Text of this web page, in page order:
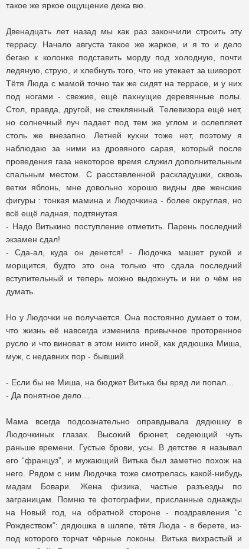
такое же яркое ощущение дежа вю.
Двенадцать лет назад мы как раз закончили строить эту
террасу. Начало августа такое же жаркое, и я то и дело
бегаю к колонке подставить морду под холодную, почти
ледяную, струю, и хлебнуть того, что не утекает за шиворот.
Тётя Люда с мамой точно так же сидят на террасе, и у них
под ногами - свежие, ещё пахнущие деревянные полы.
Стол, правда, другой, не стеклянный. Телевизора ещё нет,
но солнечный луч падает под тем же углом и ослепляет
столь же внезапно. Летней кухни тоже нет, поэтому я
наблюдаю за ними из дровяного сарая, который после
проведения газа некоторое время служил дополнительным
спальным местом. С расставленной раскладушки, сквозь
ветки яблонь, мне довольно хорошо видны две женские
фигуры : тонкая мамина и Людочкина - более округлая, но
всё ещё ладная, подтянутая.
- Надо Витькино поступление отметить. Парень последний
экзамен сдал!
- Сда-ал, куда он денется! - Людочка машет рукой и
морщится, будто это она только что сдала последний
вступительный и теперь можно выдохнуть и ни о чём не
думать.
Но у Людочки не получается. Она постоянно думает о том,
что жизнь её навсегда изменила привычное проторенное
русло и что виноват в этом никто иной, как дядюшка Миша,
муж, с недавних пор - бывший.
- Если бы не Миша, на бюджет Витька бы вряд ли попал…
- Да понятное дело…
Мама всегда подсознательно оправдывала дядюшку в
Людочкиных глазах. Высокий брюнет, седеющий чуть
раньше времени. Густые брови, усы. В детстве я называл
его “француз”, и мужающий Витька был заметно похож на
него. Рядом с ним Людочка тоже смотрелась какой-нибудь
мадам Бовари. Жена физика, частые разъезды по
заграницам. Помню те фотографии, присланные однажды
на Новый год, на обратной стороне - поздравления “с
Рождеством”: дядюшка в шляпе, тётя Люда - в берете, из-
под которого торчат чёрные локоны. Витька вихрастый и